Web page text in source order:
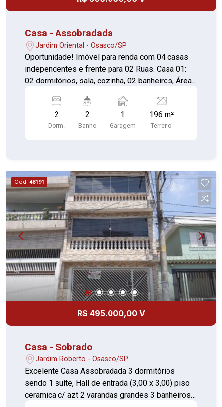
Casa - Assobradada
Jardim Oriental - Osasco/SP
Oportunidade! Imóvel para renda com 04 casas
independentes e frente para 02 Ruas. Casa 01:
02 dormitórios, sala, cozinha, 02 banheiros, Área
02 dormitórios, sendo 01 suite,sala, cozinha,
banheiro social, área de serviço e 01 vaga de
garagem. Casa 03: 01 dormitório, sala, cozinha,
3.800,00. Estuda proposta. Aproveite esta
oportunidade e agende sua visita!
2
Dorm.
2
Banho
1
Garagem
196 m²
Terreno
Cód. 48191
R$ 495.000,00 V
Casa - Sobrado
Jardim Roberto - Osasco/SP
Excelente Casa Assobradada 3 dormitórios
sendo 1 suíte, Hall de entrada (3,00 x 3,00) piso
ceramica c/ azt 2 varandas grandes 3 banheiros